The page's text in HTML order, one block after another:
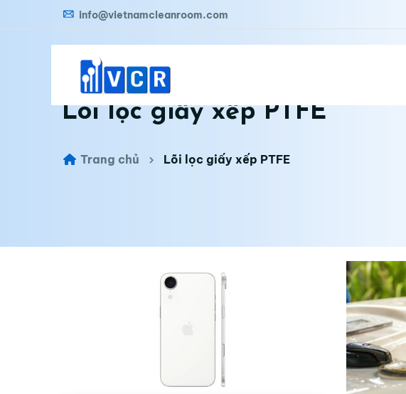
info@vietnamcleanroom.com
Lõi lọc giấy xếp PTFE
Trang chủ Lõi lọc giấy xếp PTFE